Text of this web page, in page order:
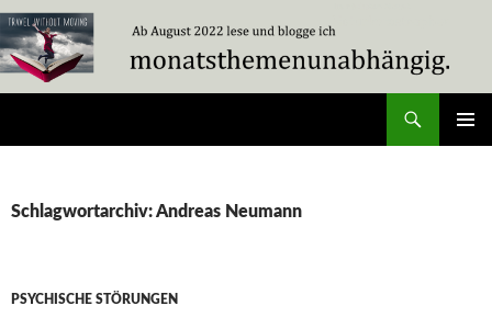
Zum
Inhalt
springen
Schlagwortarchiv: Andreas Neumann
PSYCHISCHE STÖRUNGEN